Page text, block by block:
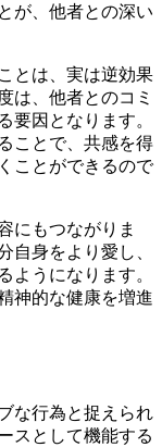
が、他者との深い
とは、実は逆効果
は、他者とのコミ
要因となります。
ことで、共感を得
ことができるので
にもつながりま
自身をより愛し、
ようになります。
神的な健康を増進
な行為と捉えられ
スとして機能する